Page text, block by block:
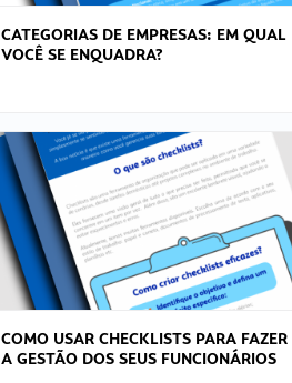
CATEGORIAS DE EMPRESAS: EM QUAL
VOCÊ SE ENQUADRA?
COMO USAR CHECKLISTS PARA FAZER
A GESTÃO DOS SEUS FUNCIONÁRIOS